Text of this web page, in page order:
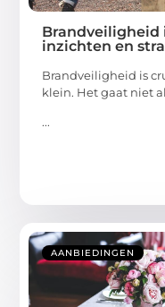
Brandveiligheid
inzichten en
Brandveiligheid is
klein. Het gaat niet
...
AANBIEDINGEN